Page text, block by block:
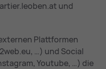
und
Plattformen
…) und Social
Youtube, …) die